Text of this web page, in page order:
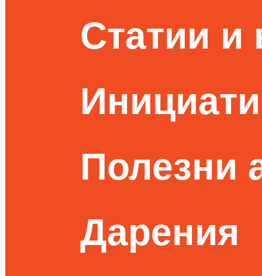
Статии и
Полезни
Дарения